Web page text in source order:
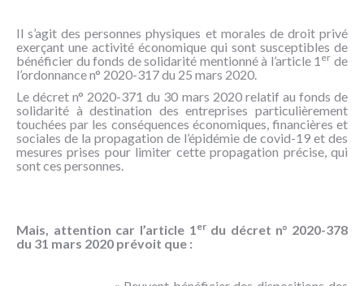
Il s’agit des personnes physiques et morales de droit privé
exerçant une activité économique qui sont susceptibles de
bénéficier du fonds de solidarité mentionné à l’article 1 er de
l’ordonnance n° 2020-317 du 25 mars 2020.
Le décret n° 2020-371 du 30 mars 2020 relatif au fonds de
solidarité à destination des entreprises particulièrement
touchées par les conséquences économiques, financières et
sociales de la propagation de l’épidémie de covid-19 et des
mesures prises pour limiter cette propagation précise, qui
sont ces personnes.
Mais, attention car l’article 1erdu décret n° 2020-378
du 31 mars 2020 prévoit que :